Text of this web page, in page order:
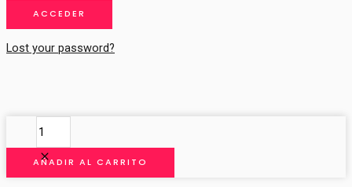
Lost your password?
VIRGEN
DEL
PILAR
cantidad
AÑADIR AL CARRITO